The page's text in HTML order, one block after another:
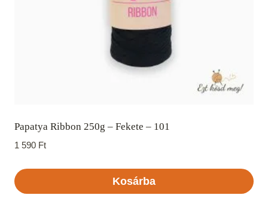
Papatya Ribbon 250g – Fekete – 101
1 590 Ft
Kosárba